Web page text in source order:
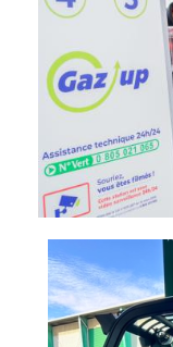
Imagen